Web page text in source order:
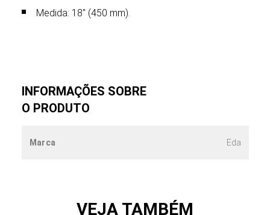
Medida: 18" (450 mm).
INFORMAÇÕES SOBRE
O PRODUTO
Marca Eda
VEJA TAMBÉM